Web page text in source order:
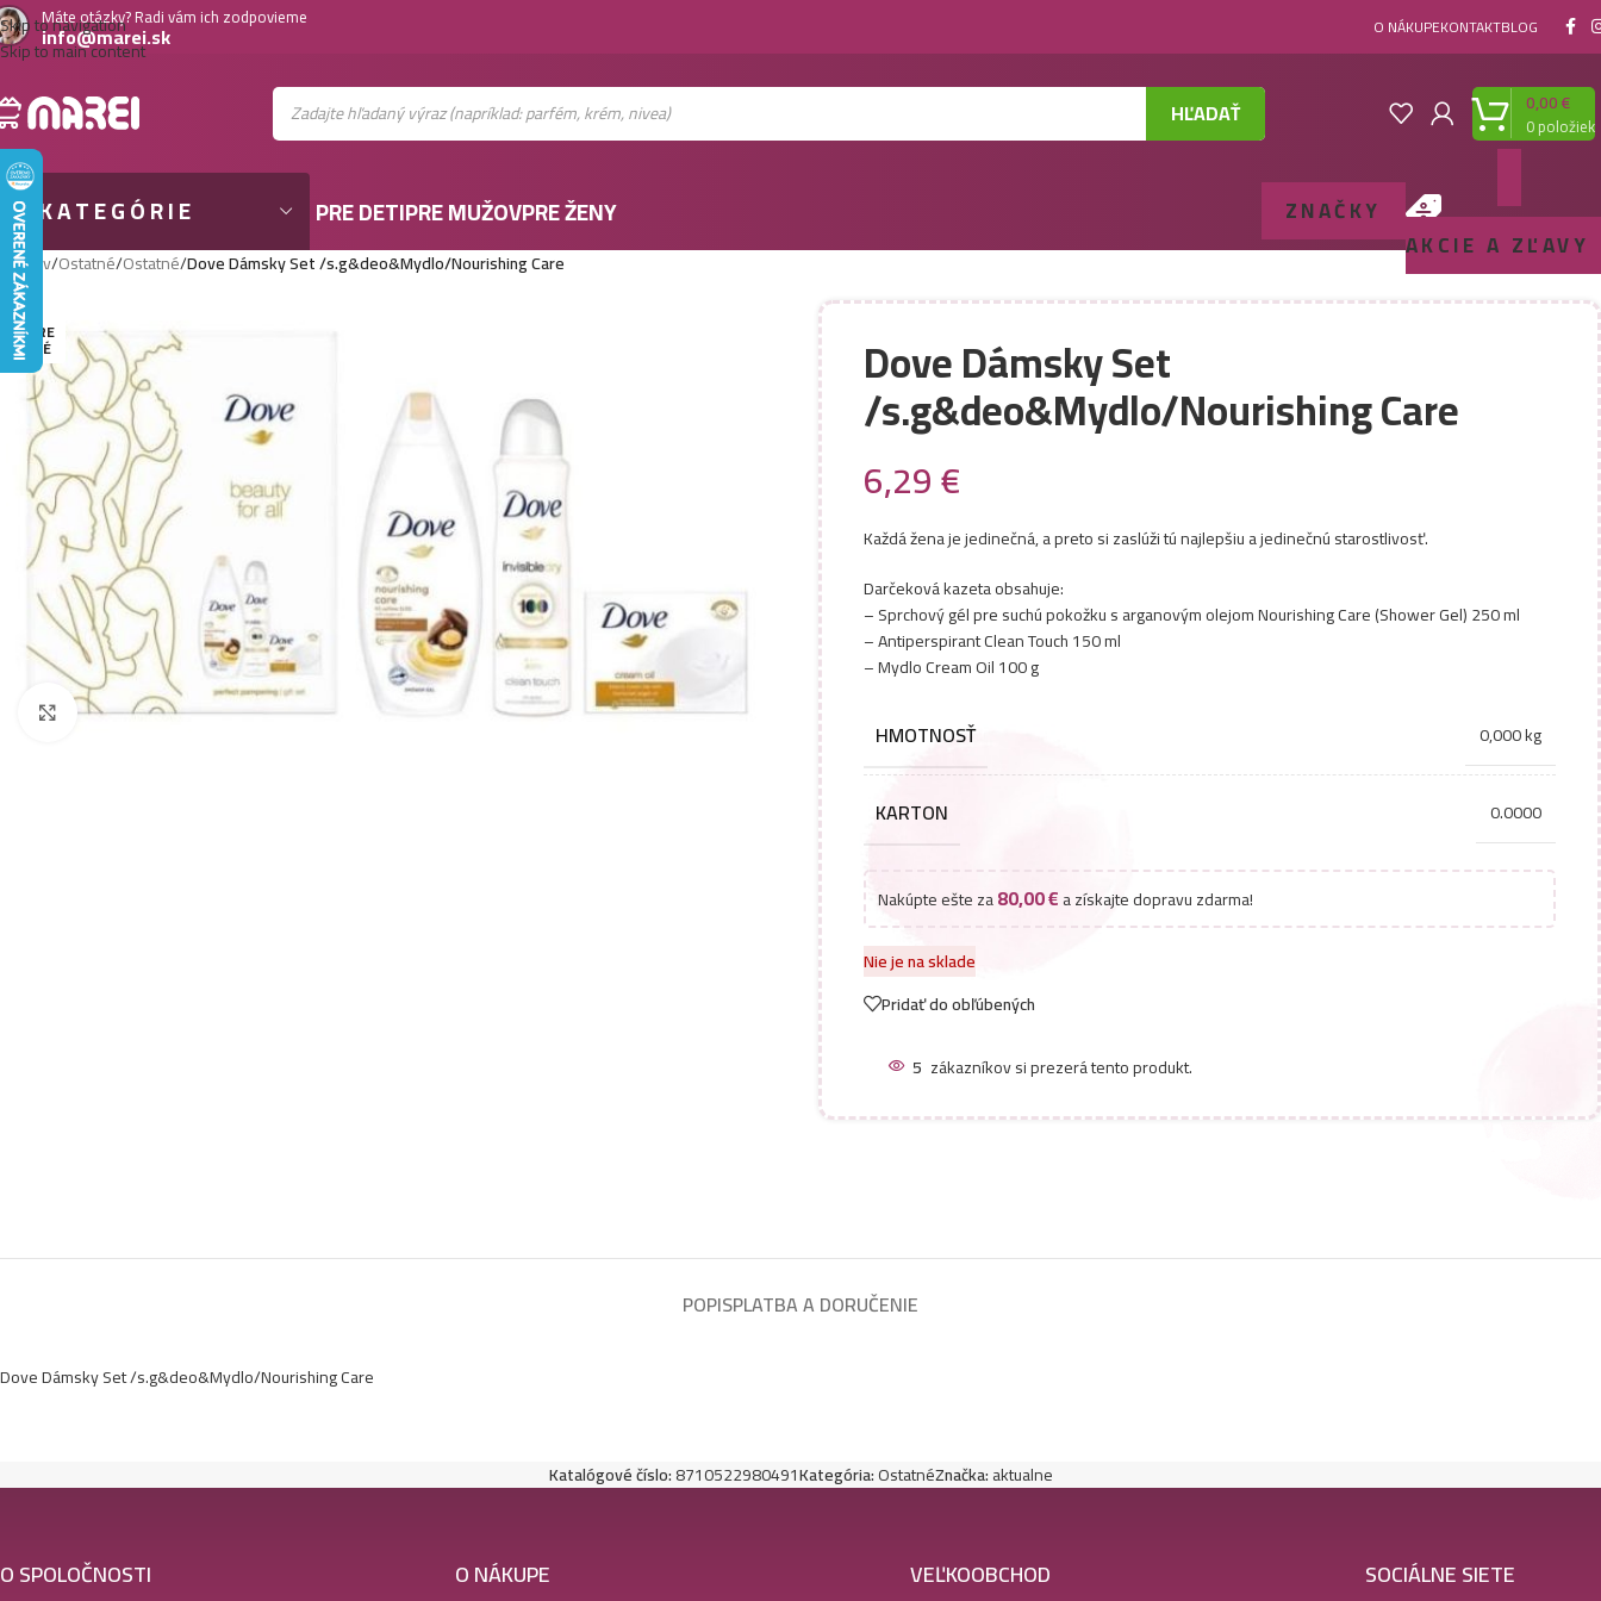
Skip to navigation
Skip to main content
Máte otázky? Radi vám ich zodpovieme
info@marei.sk O NÁKUPEKONTAKTBLOG
HĽADAŤ 0položiek
0,00€
KATEGÓRIE PRE DETIPRE MUŽOVPRE ŽENY
ZNAČKY
AKCIE A ZĽAVY
Domov/Ostatné/Ostatné/Dove Dámsky Set /s.g&deo&Mydlo/Nourishing Care
VYPRE
DANÉ
Zobraziť väčší obrázok
Dove Dámsky Set
/s.g&deo&Mydlo/Nourishing Care
6,29€
Každá žena je jedinečná, a preto si zaslúži tú najlepšiu a jedinečnú starostlivosť.
Darčeková kazeta obsahuje:
– Sprchový gél pre suchú pokožku s arganovým olejom Nourishing Care (Shower Gel) 250 ml
– Antiperspirant Clean Touch 150 ml
– Mydlo Cream Oil 100 g
HMOTNOSŤ 0,000 kg
KARTON 0.0000
Nakúpte ešte za80,00€a získajte dopravu zdarma!
Nie je na sklade
Pridať do obľúbených
5 zákazníkov si prezerá tento produkt.
POPISPLATBA A DORUČENIE
Dove Dámsky Set /s.g&deo&Mydlo/Nourishing Care
Katalógové číslo:8710522980491Kategória:OstatnéZnačka:aktualne
O SPOLOČNOSTI O NÁKUPE VEĽKOOBCHOD SOCIÁLNE SIETE